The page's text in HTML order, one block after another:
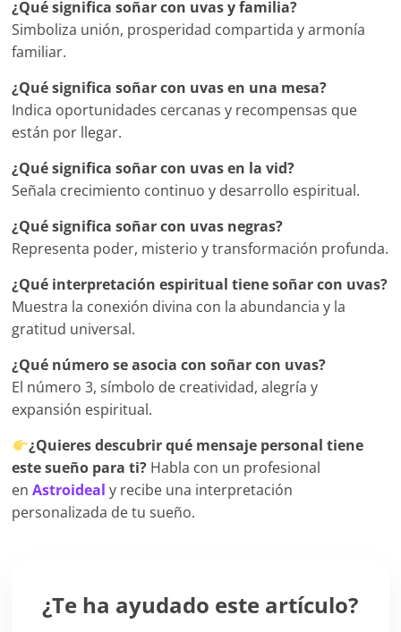
¿Qué significa soñar con uvas y familia?
Simboliza unión, prosperidad compartida y armonía
familiar.
¿Qué significa soñar con uvas en una mesa?
Indica oportunidades cercanas y recompensas que
están por llegar.
¿Qué significa soñar con uvas en la vid?
Señala crecimiento continuo y desarrollo espiritual.
¿Qué significa soñar con uvas negras?
Representa poder, misterio y transformación profunda.
¿Qué interpretación espiritual tiene soñar con uvas?
Muestra la conexión divina con la abundancia y la
gratitud universal.
¿Qué número se asocia con soñar con uvas?
El número 3, símbolo de creatividad, alegría y
expansión espiritual.
¿Quieres descubrir qué mensaje personal tiene
este sueño para ti? Habla con un profesional
enAstroideal y recibe una interpretación
personalizada de tu sueño.
¿Te ha ayudado este artículo?